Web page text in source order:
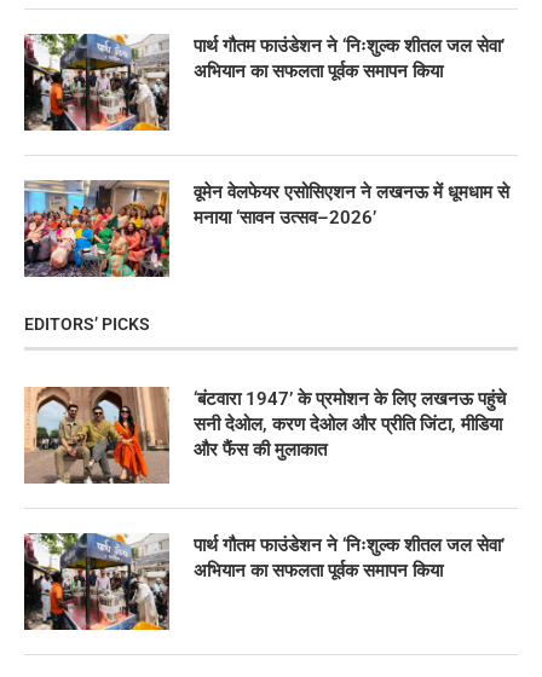
पार्थ गौतम फाउंडेशन ने ‘निःशुल्क शीतल जल सेवा’
अभियान का सफलता पूर्वक समापन किया
वूमेन वेलफेयर एसोसिएशन ने लखनऊ में धूमधाम से
मनाया ‘सावन उत्सव–2026’
EDITORS’ PICKS
‘बंटवारा 1947’ के प्रमोशन के लिए लखनऊ पहुंचे
सनी देओल, करण देओल और प्रीति जिंटा, मीडिया
और फैंस की मुलाकात
पार्थ गौतम फाउंडेशन ने ‘निःशुल्क शीतल जल सेवा’
अभियान का सफलता पूर्वक समापन किया